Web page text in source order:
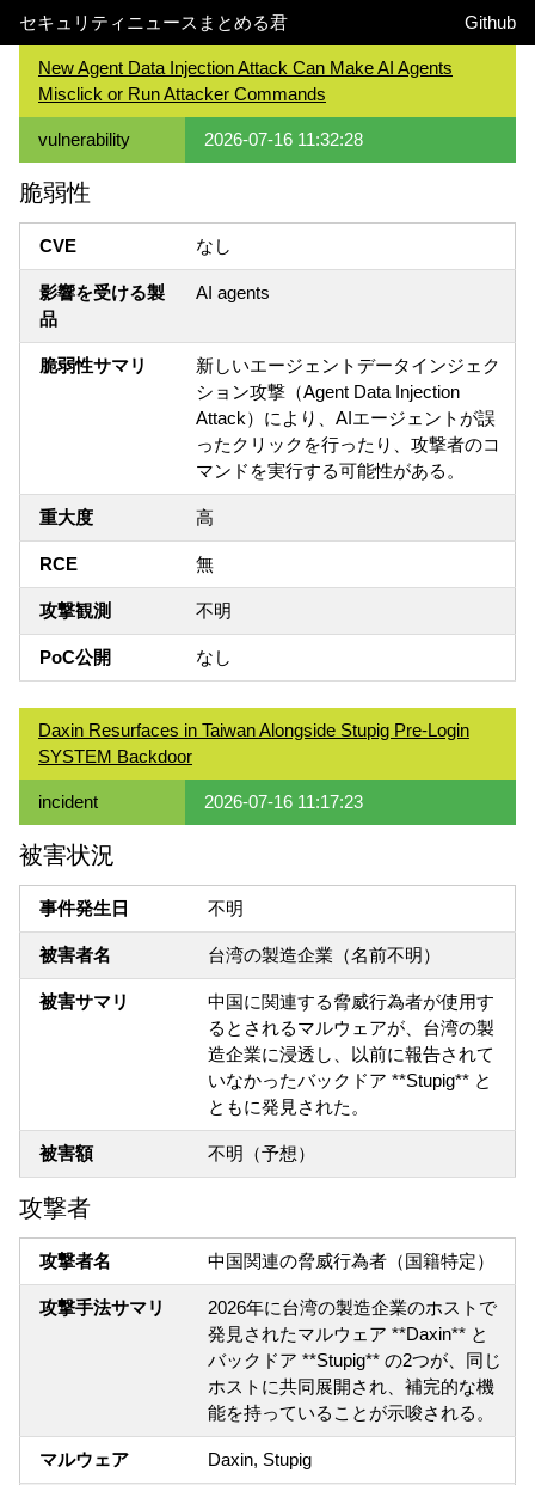
セキュリティニュースまとめる君 Github
New Agent Data Injection Attack Can Make AI Agents
Misclick or Run Attacker Commands
vulnerability 2026-07-16 11:32:28
脆弱性
CVE なし
影響を受ける製
品
AI agents
脆弱性サマリ
新しいエージェントデータインジェク
ション攻撃（Agent Data Injection
Attack）により、AIエージェントが誤
ったクリックを行ったり、攻撃者のコ
マンドを実行する可能性がある。
重大度 高
RCE 無
攻撃観測 不明
PoC公開 なし
Daxin Resurfaces in Taiwan Alongside Stupig Pre-Login
SYSTEM Backdoor
incident 2026-07-16 11:17:23
被害状況
事件発生日 不明
被害者名 台湾の製造企業（名前不明）
被害サマリ
中国に関連する脅威行為者が使用す
るとされるマルウェアが、台湾の製
造企業に浸透し、以前に報告されて
いなかったバックドア **Stupig** と
ともに発見された。
被害額 不明（予想）
攻撃者
攻撃者名 中国関連の脅威行為者（国籍特定）
攻撃手法サマリ
2026年に台湾の製造企業のホストで
発見されたマルウェア **Daxin** と
バックドア **Stupig** の2つが、同じ
ホストに共同展開され、補完的な機
能を持っていることが示唆される。
マルウェア Daxin, Stupig